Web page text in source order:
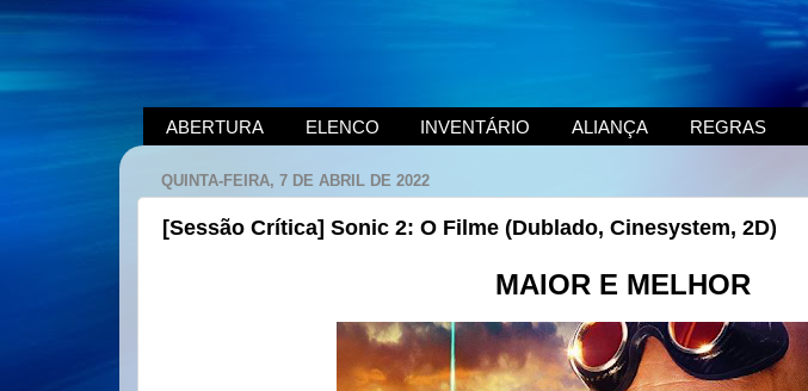
ABERTURA ELENCO INVENTÁRIO ALIANÇA REGRAS
QUINTA-FEIRA, 7 DE ABRIL DE 2022
[Sessão Crítica] Sonic 2: O Filme (Dublado, Cinesystem, 2D)
MAIOR E MELHOR